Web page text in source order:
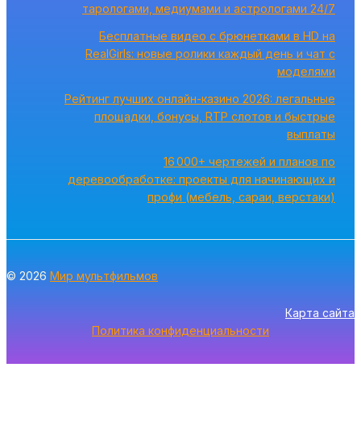
тарологами, медиумами и астрологами 24/7
Бесплатные видео с брюнетками в HD на
RealGirls: новые ролики каждый день и чат с
моделями
Рейтинг лучших онлайн-казино 2026: легальные
площадки, бонусы, RTP слотов и быстрые
выплаты
16 000+ чертежей и планов по
деревообработке: проекты для начинающих и
профи (мебель, сараи, верстаки)
© 2026 Мир мультфильмов
Карта сайта
Политика конфиденциальности